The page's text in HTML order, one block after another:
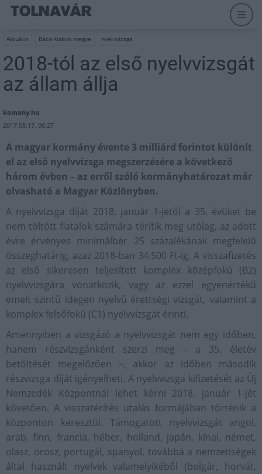
Aktuális Bács-Kiskun megye nyelvvizsga
2018-tól az első nyelvvizsgát
az állam állja
komany.hu
2017.08.17. 06:27
A magyar kormány évente 3 milliárd forintot különít
el az első nyelvvizsga megszerzésére a következő
három évben – az erről szóló kormányhatározat már
olvasható a Magyar Közlönyben.
A nyelvvizsga díját 2018. január 1-jétől a 35. évüket be
nem töltött fiatalok számára térítik meg utólag, az adott
évre érvényes minimálbér 25 százalékának megfelelő
összeghatárig, azaz 2018-ban 34.500 Ft-ig. A visszafizetés
az első sikeresen teljesített komplex középfokú (B2)
nyelvvizsgára vonatkozik, vagy az ezzel egyenértékű
emelt szintű idegen nyelvű érettségi vizsgát, valamint a
komplex felsőfokú (C1) nyelvvizsgát érinti.
Amennyiben a vizsgázó a nyelvvizsgát nem egy időben,
hanem részvizsgánként szerzi meg – a 35. életév
betöltését megelőzően –, akkor az időben második
részvizsga díját igényelheti. A nyelvvizsga kifizetését az Új
Nemzedék Központnál lehet kérni 2018. január 1-jét
követően. A visszatérítés utalás formájában történik a
központon keresztül. Támogatott nyelvvizsgát angol,
arab, finn, francia, héber, holland, japán, kínai, német,
olasz, orosz, portugál, spanyol, továbbá a nemzetiségek
által használt nyelvek valamelyikéből (bolgár, horvát,